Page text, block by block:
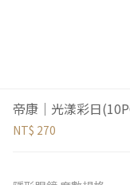
帝康｜光漾彩日
NT$ 270